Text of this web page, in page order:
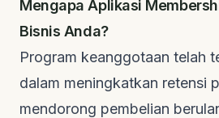
Mengapa Aplikasi
Bisnis Anda?
Program keanggotaan telah
dalam meningkatkan retensi
mendorong pembelian